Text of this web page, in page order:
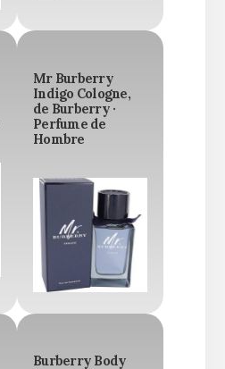
Mr Burberry
Indigo Cologne,
de Burberry ·
Perfume de
Hombre
Burberry Body